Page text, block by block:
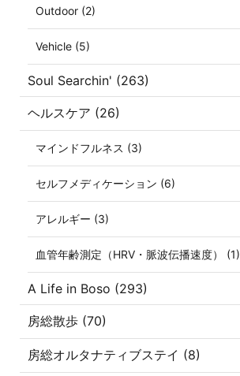
Outdoor (2)
Vehicle (5)
Soul Searchin' (263)
ヘルスケア (26)
マインドフルネス (3)
セルフメディケーション (6)
アレルギー (3)
血管年齢測定（HRV・脈波伝播速度） (1)
A Life in Boso (293)
房総散歩 (70)
房総オルタナティブステイ (8)